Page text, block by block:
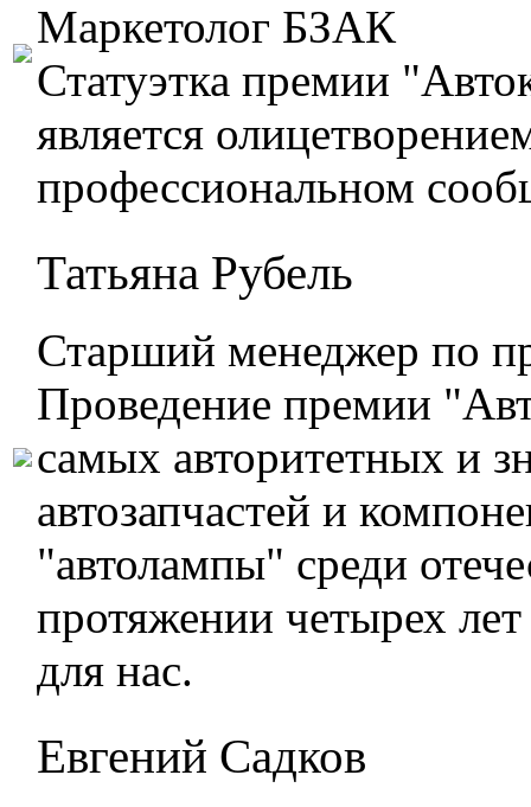
Маркетолог БЗАК
Статуэтка премии
является
профессиональном
Татьяна Рубель
Старший менеджер по
Проведение премии
самых авторитетных и
автозапчастей и
"автолампы" среди
протяжении четырех
для нас.
Евгений Садков